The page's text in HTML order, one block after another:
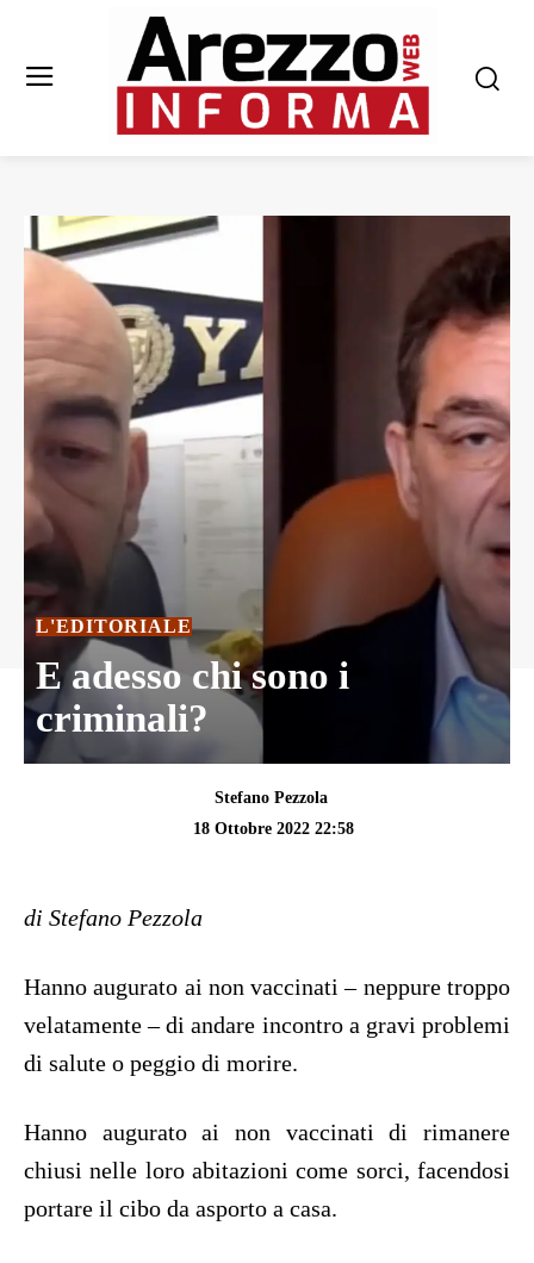
L'EDITORIALE
E adesso chi sono i
criminali?
Stefano Pezzola
18 Ottobre 2022 22:58
di Stefano Pezzola
Hanno augurato ai non vaccinati – neppure troppo
velatamente – di andare incontro a gravi problemi
di salute o peggio di morire.
Hanno augurato ai non vaccinati di rimanere
chiusi nelle loro abitazioni come sorci, facendosi
portare il cibo da asporto a casa.